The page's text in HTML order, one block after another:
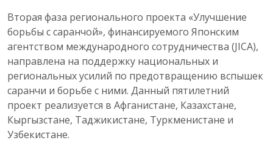
Вторая фаза регионального проекта «Улучшение
борьбы с саранчой», финансируемого Японским
агентством международного сотрудничества (JICA),
направлена на поддержку национальных и
региональных усилий по предотвращению вспышек
саранчи и борьбе с ними. Данный пятилетний
проект реализуется в Афганистане, Казахстане,
Кыргызстане, Таджикистане, Туркменистане и
Узбекистане.